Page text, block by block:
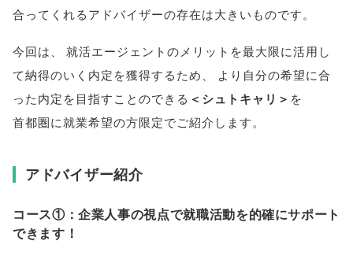
合ってくれるアドバイザーの存在は大きいものです。
今回は、
就活エージェントのメリットを最大限に活用し
て納得のいく内定を獲得するため、
より自分の希望に合
った内定を目指すことのできる ＜シュトキャリ＞ を
首都圏に就業希望の方限定でご紹介します。
アドバイザー紹介
コース①：企業人事の視点で就職活動を的確にサポート
できます！